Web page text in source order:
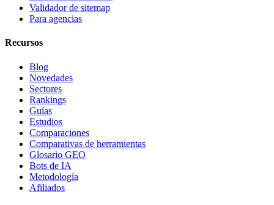
Validador de sitemap
Para agencias
Recursos
Blog
Novedades
Sectores
Rankings
Guías
Estudios
Comparaciones
Comparativas de herramientas
Glosario GEO
Bots de IA
Metodología
Afiliados